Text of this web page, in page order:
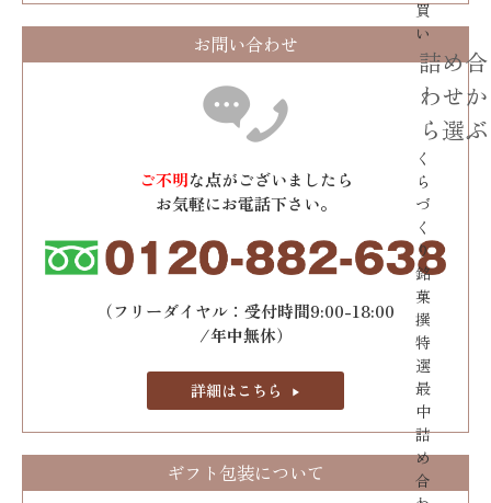
買
い
詰め合
わせか
ら選ぶ
く
ら
づ
く
り
銘
菓
撰
特
選
最
中
詰
め
合
お問い合わせ
ご不明な点がございましたら
お気軽にお電話下さい。
（フリーダイヤル：受付時間9:00-18:00
/年中無休）
詳細はこちら
ギフト包装について